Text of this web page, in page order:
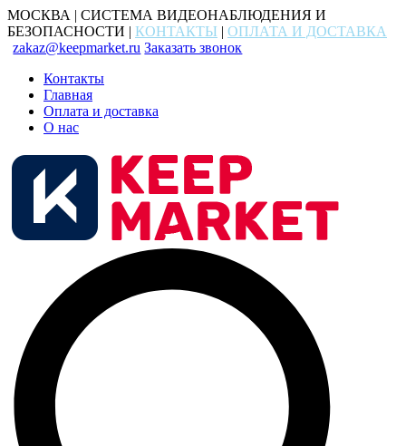
МОСКВА | СИСТЕМА ВИДЕОНАБЛЮДЕНИЯ И
БЕЗОПАСНОСТИ | КОНТАКТЫ | ОПЛАТА И ДОСТАВКА
zakaz@keepmarket.ru Заказать звонок
Контакты
Главная
Оплата и доставка
О нас